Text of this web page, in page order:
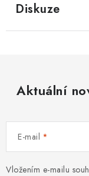
Diskuze
Aktuální
E-mail
Vložením e-mailu